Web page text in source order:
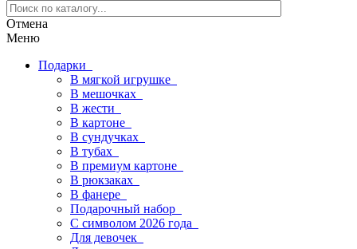
Отмена
Меню
Подарки
В мягкой игрушке
В мешочках
В жести
В картоне
В сундучках
В тубах
В премиум картоне
В рюкзаках
В фанере
Подарочный набор
С символом 2026 года
Для девочек